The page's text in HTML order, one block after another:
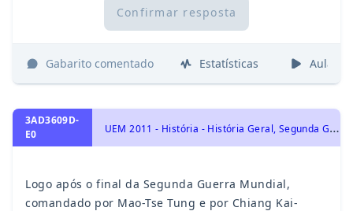
Confirmar resposta
Gabarito comentado Estatísticas Aulas
3AD3609D-
E0
U
EM 2011 - História - História Geral, Segunda Grande Guerra – 1939-1945
Logo após o final da Segunda Guerra Mundial,
comandado por Mao-Tse Tung e por Chiang Kai-